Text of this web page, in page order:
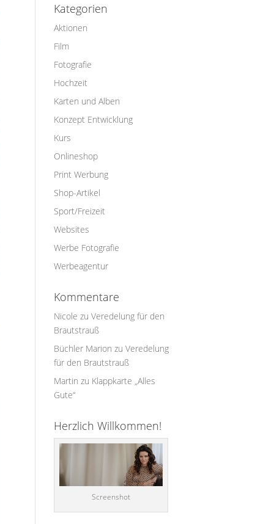
Kategorien
Aktionen
Film
Fotografie
Hochzeit
Karten und Alben
Konzept Entwicklung
Kurs
Onlineshop
Print Werbung
Shop-Artikel
Sport/Freizeit
Websites
Werbe Fotografie
Werbeagentur
Kommentare
Nicole zuVeredelung für den
Brautstrauß
Büchler Marion zuVeredelung
für den Brautstrauß
Martin zu Klappkarte „Alles
Gute“
Herzlich Willkommen!
Screenshot